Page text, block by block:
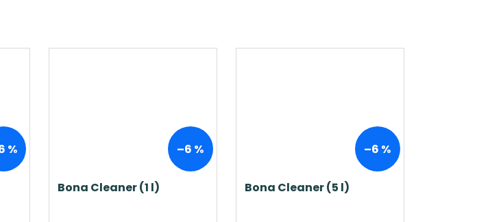
% –6 %
Bona Cleaner (1 l)
–6 %
Bona Cleaner (5 l)